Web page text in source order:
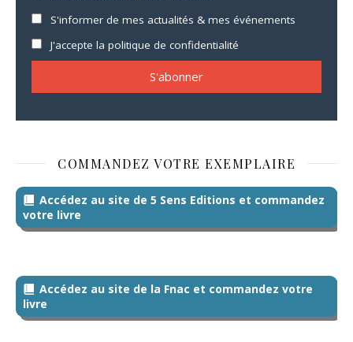
S'informer de mes actualités & mes événements
J'accepte la politique de confidentialité
COMMANDEZ VOTRE EXEMPLAIRE
Accédez au site de 5 Sens Editions et commandez
votre livre
Accédez au site de la Fnac et commandez votre
livre